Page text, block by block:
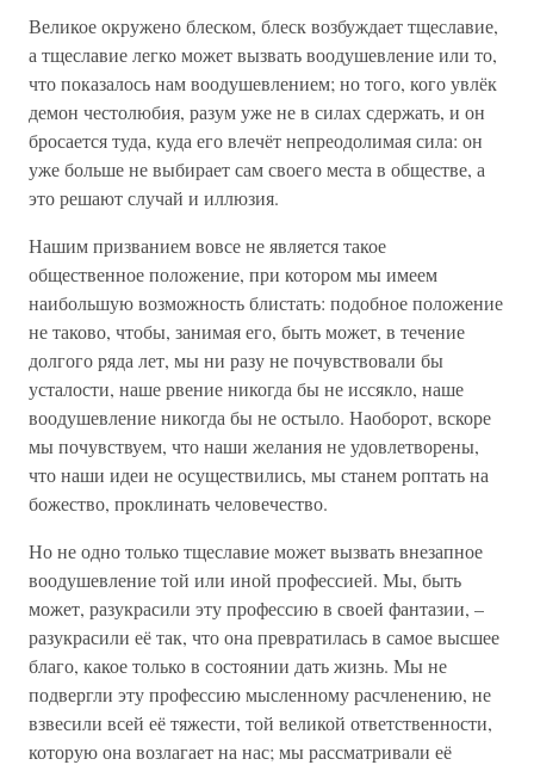
Великое окружено блеском, блеск возбуждает тщеславие,
а тщеславие легко может вызвать воодушевление или то,
что показалось нам воодушевлением; но того, кого увлёк
демон честолюбия, разум уже не в силах сдержать, и он
бросается туда, куда его влечёт непреодолимая сила: он
уже больше не выбирает сам своего места в обществе, а
это решают случай и иллюзия.
Нашим призванием вовсе не является такое
общественное положение, при котором мы имеем
наибольшую возможность блистать: подобное положение
не таково, чтобы, занимая его, быть может, в течение
долгого ряда лет, мы ни разу не почувствовали бы
усталости, наше рвение никогда бы не иссякло, наше
воодушевление никогда бы не остыло. Наоборот, вскоре
мы почувствуем, что наши желания не удовлетворены,
что наши идеи не осуществились, мы станем роптать на
божество, проклинать человечество.
Но не одно только тщеславие может вызвать внезапное
воодушевление той или иной профессией. Мы, быть
может, разукрасили эту профессию в своей фантазии, –
разукрасили её так, что она превратилась в самое высшее
благо, какое только в состоянии дать жизнь. Мы не
подвергли эту профессию мысленному расчленению, не
взвесили всей её тяжести, той великой ответственности,
которую она возлагает на нас; мы рассматривали её